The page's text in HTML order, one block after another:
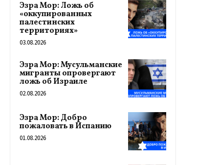
Эзра Мор: Ложь об
«оккупированных
палестинских
территориях»
03.08.2026
Эзра Мор: Мусульманские
мигранты опровергают
ложь об Израиле
02.08.2026
Эзра Мор: Добро
пожаловать в Испанию
01.08.2026